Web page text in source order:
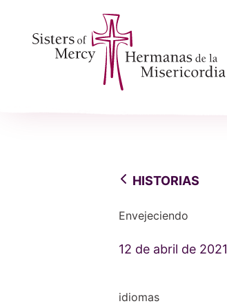
HISTORIAS
Envejeciendo
12 de abril de 2021
idiomas